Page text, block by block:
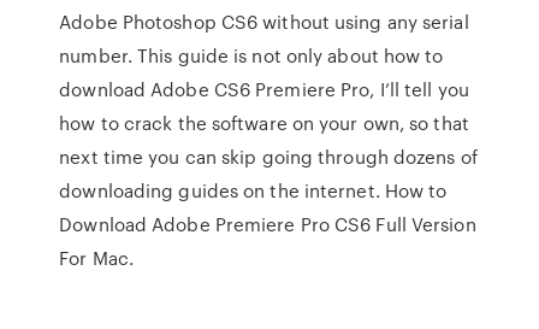
Adobe Photoshop CS6 without using any serial
number. This guide is not only about how to
download Adobe CS6 Premiere Pro, I’ll tell you
how to crack the software on your own, so that
next time you can skip going through dozens of
downloading guides on the internet. How to
Download Adobe Premiere Pro CS6 Full Version
For Mac.